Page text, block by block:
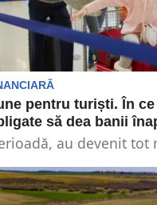
pentru turiști. În
să dea banii
au devenit tot